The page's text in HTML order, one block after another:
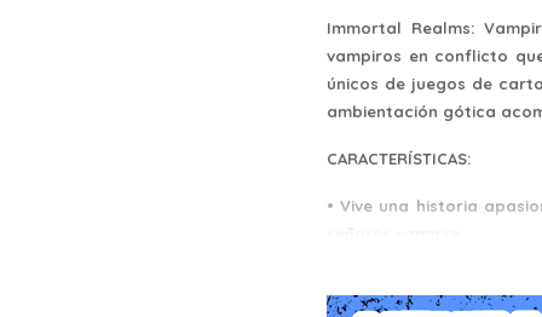
Immortal Realms:
vampiros en conflicto
únicos de juegos de
ambientación gótica
CARACTERÍSTICAS:
• Vive una historia
de juego y personajes